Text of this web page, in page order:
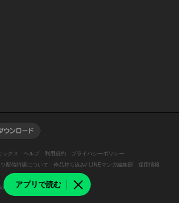
アプリで読む
ックス ヘルプ 利用規約
プライバシーポリシー
配信許諾について 作品持ち込み/ LINEマンガ編集部
採用情報